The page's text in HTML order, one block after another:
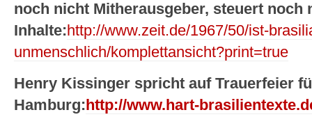
noch nicht Mitherausgeber, steuert noch
Inhalte:http://www.zeit.de/1967/50/ist-
unmenschlich/komplettansicht?print=true
Henry Kissinger spricht auf Trauerfeier
Hamburg: http://www.hart-